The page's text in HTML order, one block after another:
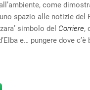
come
spazio alle notizie del
simbolo del Corriere,
e… pungere dove c’è